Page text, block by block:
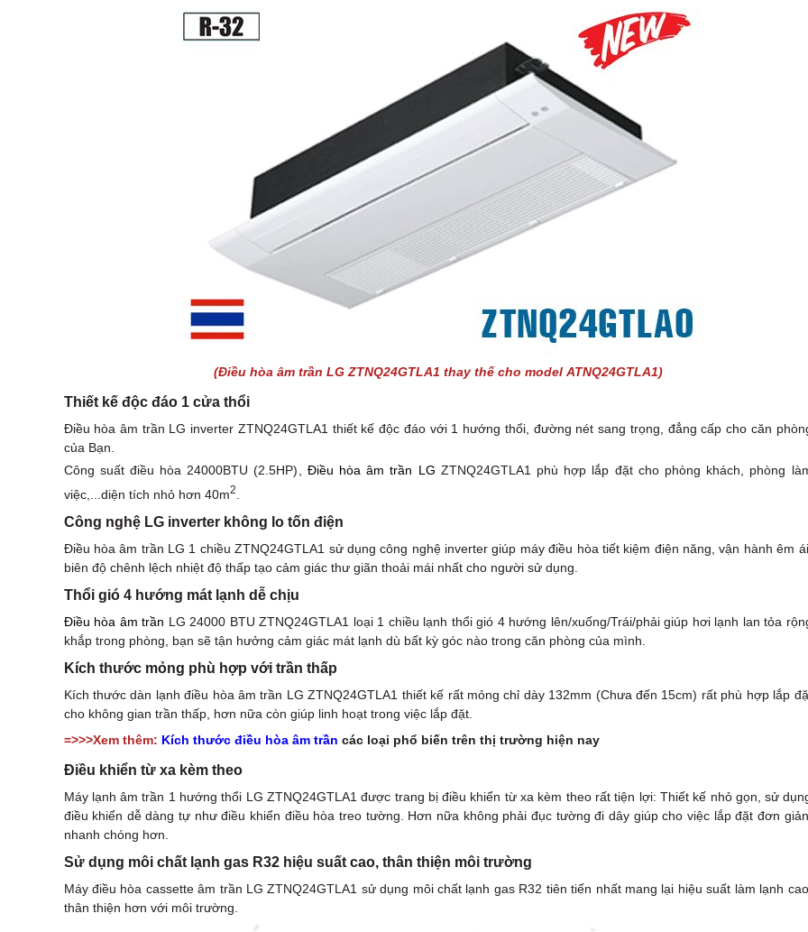
(Điều hòa âm trần LG ZTNQ24GTLA1 thay thế cho model ATNQ24GTLA1)
Thiết kế độc đáo 1 cửa thổi
Điều hòa âm trần LG inverter ZTNQ24GTLA1 thiết kế độc đáo với 1 hướng thổi, đường nét sang trọng, đẳng cấp cho căn
của Bạn.
Công suất điều hòa 24000BTU (2.5HP), Điều hòa âm trần LG ZTNQ24GTLA1 phù hợp lắp đặt cho phòng khách, phòng
việc,...diện tích nhỏ hơn 40m2
Công nghệ LG inverter không lo tốn điện
Điều hòa âm trần LG 1 chiều ZTNQ24GTLA1 sử dụng công nghệ inverter giúp máy điều hòa tiết kiệm điện năng, vận hành êm ái,
biên độ chênh lệch nhiệt độ thấp tạo cảm giác thư giãn thoải mái nhất cho người sử dụng.
Thổi gió 4 hướng mát lạnh dễ chịu
Điều hòa âm trần LG 24000 BTU ZTNQ24GTLA1 loại 1 chiều lạnh thổi gió 4 hướng lên/xuống/Trái/phải giúp hơi lạnh lan tỏa
khắp trong phòng, bạn sẽ tận hưởng cảm giác mát lạnh dù bất kỳ góc nào trong căn phòng của mình.
Kích thước mỏng phù hợp với trần thấp
Kích thước dàn lạnh điều hòa âm trần LG ZTNQ24GTLA1 thiết kế rất mỏng chỉ dày 132mm (Chưa đến 15cm) rất phù hợp lắp
cho không gian trần thấp, hơn nữa còn giúp linh hoạt trong việc lắp đặt.
=>>>Xem thêm: Kích thước điều hòa âm trần các loại phổ biến trên thị trường hiện nay
Điều khiển từ xa kèm theo
Máy lạnh âm trần 1 hướng thổi LG ZTNQ24GTLA1 được trang bị điều khiển từ xa kèm theo rất tiện lợi: Thiết kế nhỏ gọn, sử
điều khiển dễ dàng tự như điều khiển điều hòa treo tường. Hơn nữa không phải đục tường đi dây giúp cho việc lắp đặt đơn giản,
nhanh chóng hơn.
Sử dụng môi chất lạnh gas R32 hiệu suất cao, thân thiện môi trường
Máy điều hòa cassette âm trần LG ZTNQ24GTLA1 sử dụng môi chất lạnh gas R32 tiên tiến nhất mang lại hiệu suất làm lạnh cao,
thân thiện hơn với môi trường.